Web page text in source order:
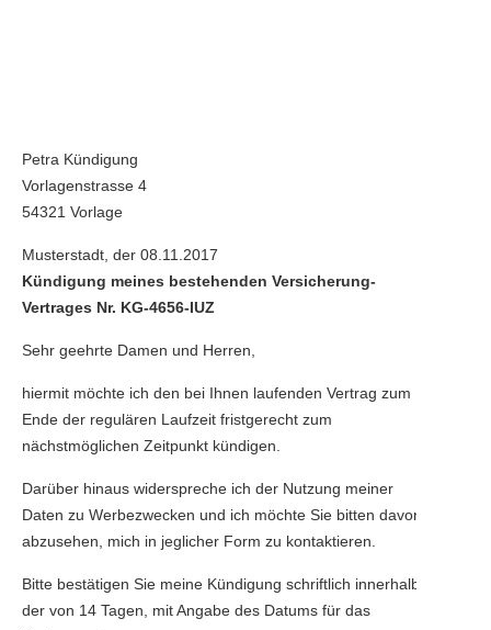
Petra Kündigung
Vorlagenstrasse 4
54321 Vorlage
Musterstadt, der 08.11.2017
Kündigung meines bestehenden Versicherung-
Vertrages Nr. KG-4656-IUZ
Sehr geehrte Damen und Herren,
hiermit möchte ich den bei Ihnen laufenden Vertrag zum
Ende der regulären Laufzeit fristgerecht zum
nächstmöglichen Zeitpunkt kündigen.
Darüber hinaus widerspreche ich der Nutzung meiner
Daten zu Werbezwecken und ich möchte Sie bitten davon
abzusehen, mich in jeglicher Form zu kontaktieren.
Bitte bestätigen Sie meine Kündigung schriftlich innerhalb
der von 14 Tagen, mit Angabe des Datums für das